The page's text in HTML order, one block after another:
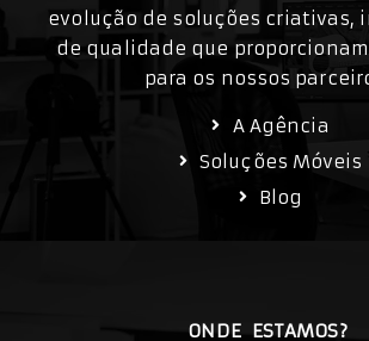
evolução de soluções criativas,
de qualidade que
para os nossos
A Agência
Soluções Móveis
Blog
ONDE ESTAMOS?